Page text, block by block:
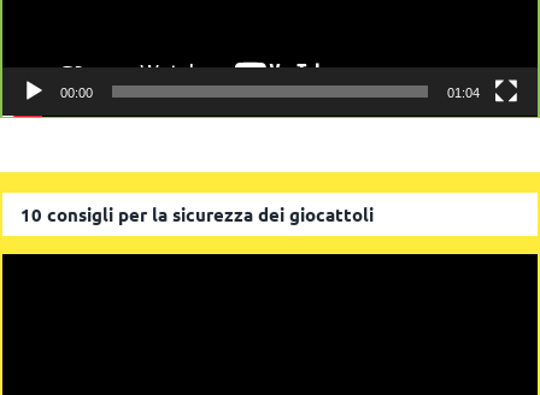
00:00 01:04
10 consigli per la sicurezza dei giocattoli